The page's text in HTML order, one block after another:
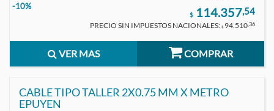
-10%
$ 114.357,54
PRECIO SIN IMPUESTOS NACIONALES: $ 94.510,36
VER MAS COMPRAR
CABLE TIPO TALLER 2X0.75 MM X METRO
EPUYEN